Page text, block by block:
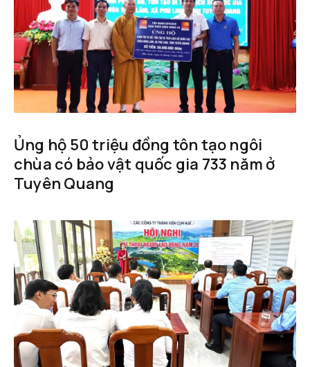
Ủng hộ 50 triệu đồng tôn tạo ngôi
chùa có bảo vật quốc gia 733 năm ở
Tuyên Quang